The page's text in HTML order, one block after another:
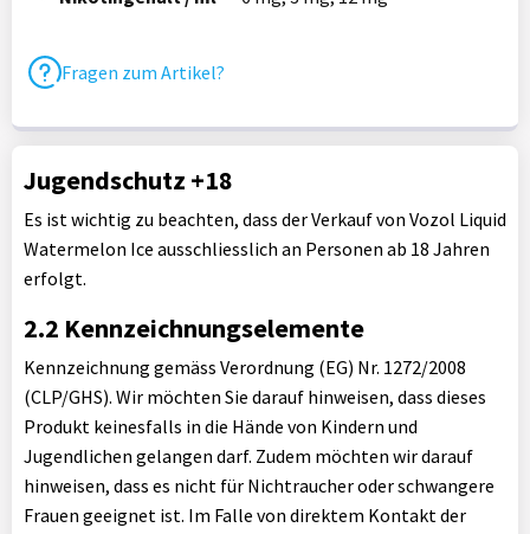
Fragen zum Artikel?
Jugendschutz +18
Es ist wichtig zu beachten, dass der Verkauf von Vozol Liquid
Watermelon Ice ausschliesslich an Personen ab 18 Jahren
erfolgt.
2.2 Kennzeichnungselemente
Kennzeichnung gemäss Verordnung (EG) Nr. 1272/2008
(CLP/GHS). Wir möchten Sie darauf hinweisen, dass dieses
Produkt keinesfalls in die Hände von Kindern und
Jugendlichen gelangen darf. Zudem möchten wir darauf
hinweisen, dass es nicht für Nichtraucher oder schwangere
Frauen geeignet ist. Im Falle von direktem Kontakt der